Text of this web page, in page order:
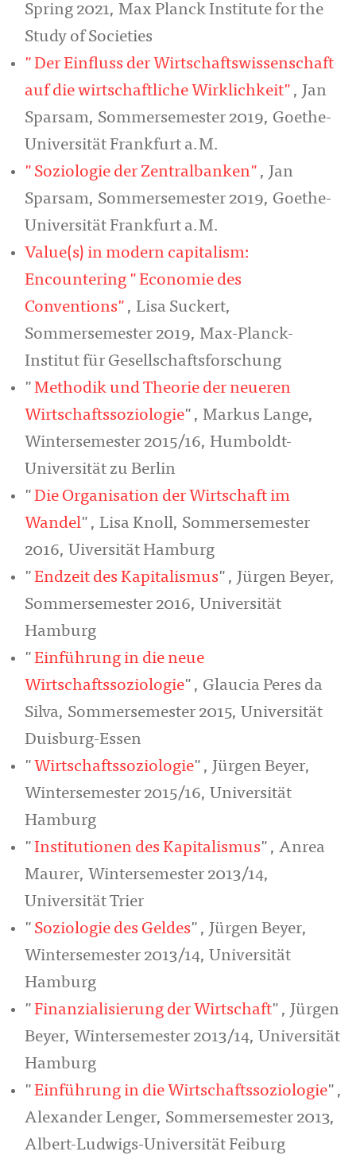
Spring 2021, Max Planck Institute for the
Study of Societies
"Der Einfluss der Wirtschaftswissenschaft
auf die wirtschaftliche Wirklichkeit" , Jan
Sparsam, Sommersemester 2019, Goethe-
Universität Frankfurt a.M.
"Soziologie der Zentralbanken" , Jan
Sparsam, Sommersemester 2019, Goethe-
Universität Frankfurt a.M.
Value(s) in modern capitalism:
Encountering "Economie des
Conventions" , Lisa Suckert,
Sommersemester 2019, Max-Planck-
Institut für Gesellschaftsforschung
"Methodik und Theorie der neueren
Wirtschaftssoziologie", Markus Lange,
Wintersemester 2015/16, Humboldt-
Universität zu Berlin
"Die Organisation der Wirtschaft im
Wandel", Lisa Knoll, Sommersemester
2016, Uiversität Hamburg
"Endzeit des Kapitalismus", Jürgen Beyer,
Sommersemester 2016, Universität
Hamburg
"Einführung in die neue
Wirtschaftssoziologie", Glaucia Peres da
Silva, Sommersemester 2015, Universität
Duisburg-Essen
" Wirtschaftssoziologie", Jürgen Beyer,
Wintersemester 2015/16, Universität
Hamburg
"Institutionen des Kapitalismus", Anrea
Maurer, Wintersemester 2013/14,
Universität Trier
" Soziologie des Geldes", Jürgen Beyer,
Wintersemester 2013/14, Universität
Hamburg
"Finanzialisierung der Wirtschaft", Jürgen
Beyer, Wintersemester 2013/14, Universität
Hamburg
"Einführung in die Wirtschaftssoziologie",
Alexander Lenger, Sommersemester 2013,
Albert-Ludwigs-Universität Feiburg